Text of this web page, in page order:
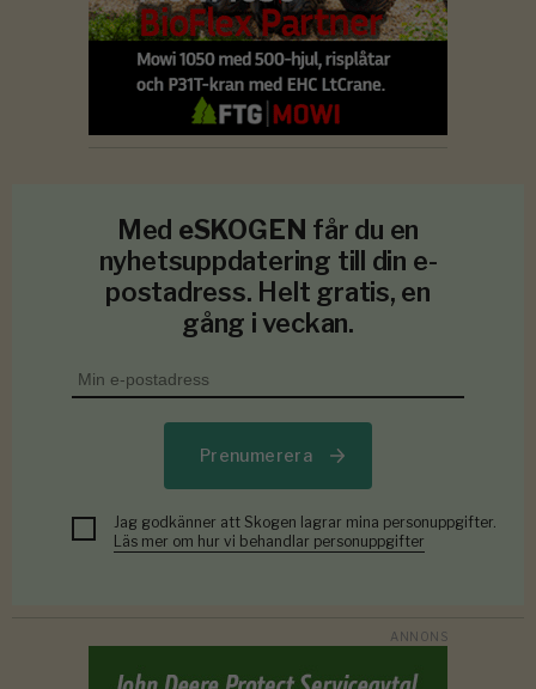
Med eSKOGEN får du en
nyhetsuppdatering till din e-
postadress. Helt gratis, en
gång i veckan.
Prenumerera
Jag godkänner att Skogen lagrar mina personuppgifter.
Läs mer om hur vi behandlar personuppgifter